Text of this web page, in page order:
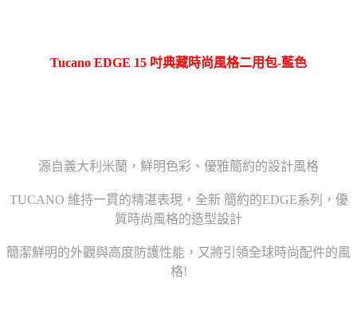
Tucano EDGE 15 吋典藏時尚風格二用包-藍色
源自義大利米蘭，鮮明色彩、優雅簡約的設計風格
TUCANO 維持一貫的精湛表現，全新 簡約的EDGE系列，優
質時尚風格的造型設計
簡潔鮮明的外觀與高度防護性能，又將引領全球時尚配件的風
格!